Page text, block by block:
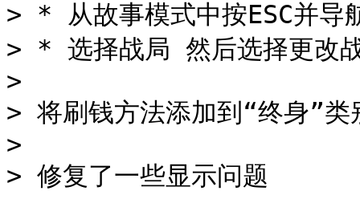
> * 从故事模式中按ESC并
> * 选择战局 然后选择更改
>
> 将刷钱方法添加到“终身”类
>
> 修复了一些显示问题